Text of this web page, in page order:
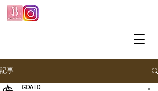
記事
GOATO